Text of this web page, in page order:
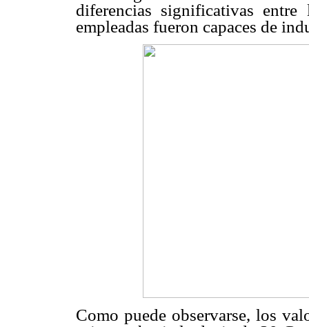
diferencias significativas
empleadas fueron capaces de
Como puede observarse, los